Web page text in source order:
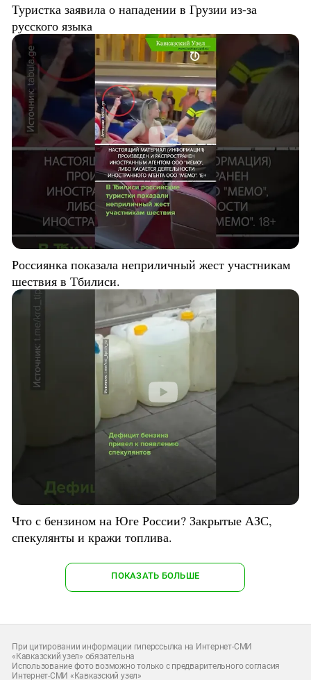
Туристка заявила о нападении в Грузии из-за
русского языка
Россиянка показала неприличный жест участникам
шествия в Тбилиси.
Что с бензином на Юге России? Закрытые АЗС,
спекулянты и кражи топлива.
ПОКАЗАТЬ БОЛЬШЕ
При цитировании информации гиперссылка на Интернет-СМИ
«Кавказский узел» обязательна
Использование фото возможно только с предварительного согласия
Интернет-СМИ «Кавказский узел»